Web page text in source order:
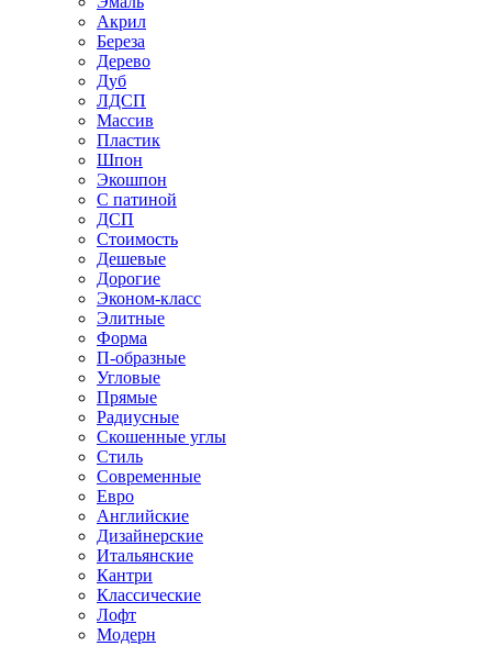
Акрил
Береза
Дерево
Дуб
ЛДСП
Массив
Пластик
Шпон
Экошпон
С патиной
ДСП
Стоимость
Дешевые
Дорогие
Эконом-класс
Элитные
Форма
П-образные
Угловые
Прямые
Радиусные
Скошенные углы
Стиль
Современные
Евро
Английские
Дизайнерские
Итальянские
Кантри
Классические
Лофт
Модерн